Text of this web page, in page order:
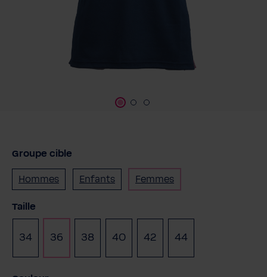
Groupe cible
Hommes Enfants Femmes
Sélectionnez
Taille
34 36 38 40 42 44(Cette option